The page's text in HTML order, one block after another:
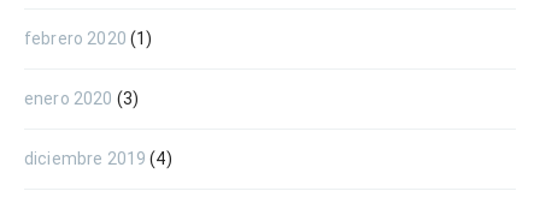
febrero 2020 (1)
enero 2020 (3)
diciembre 2019 (4)